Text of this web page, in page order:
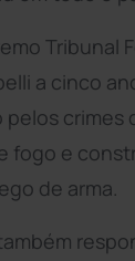
Tribunal
a cinco
pelos crimes
fogo e
de arma.